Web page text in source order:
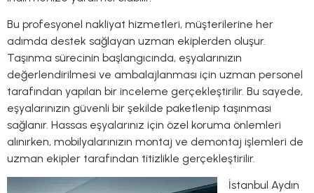
Bu profesyonel nakliyat hizmetleri, müşterilerine her
adımda destek sağlayan uzman ekiplerden oluşur.
Taşınma sürecinin başlangıcında, eşyalarınızın
değerlendirilmesi ve ambalajlanması için uzman personel
tarafından yapılan bir inceleme gerçekleştirilir. Bu sayede,
eşyalarınızın güvenli bir şekilde paketlenip taşınması
sağlanır. Hassas eşyalarınız için özel koruma önlemleri
alınırken, mobilyalarınızın montaj ve demontaj işlemleri de
uzman ekipler tarafından titizlikle gerçekleştirilir.
İstanbul Aydın